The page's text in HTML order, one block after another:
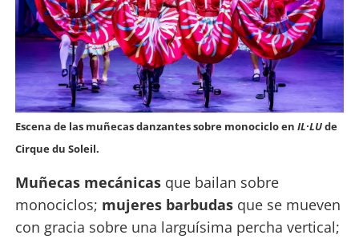
Escena de las muñecas danzantes sobre monociclo en IL·LUde
Cirque du Soleil.
Muñecas mecánicas que bailan sobre
monociclos; mujeres barbudas que se mueven
con gracia sobre una larguísima percha vertical;